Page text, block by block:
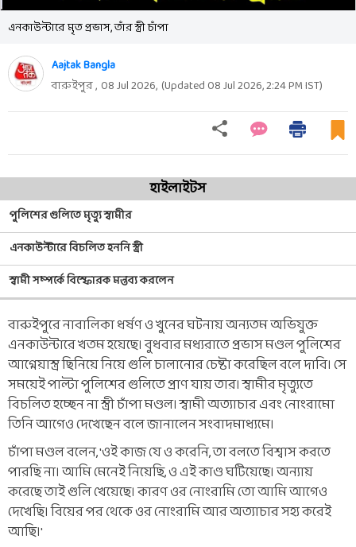
এনকাউন্টারে মৃত প্রভাস, তাঁর স্ত্রী চাঁপা
Aajtak Bangla
বারুইপুর , 08 Jul 2026, (Updated 08 Jul 2026, 2:24 PMIST)
হাইলাইটস
পুলিশের গুলিতে মৃত্যু স্বামীর
এনকাউন্টারে বিচলিত হননি স্ত্রী
স্বামী সম্পর্কে বিস্ফোরক মন্তব্য করলেন
বারুইপুরে নাবালিকা ধর্ষণ ও খুনের ঘটনায় অন্যতম অভিযুক্ত
এনকাউন্টারে খতম হয়েছে। বুধবার মধ্যরাতে প্রভাস মণ্ডল পুলিশের
আগ্নেয়াস্ত্র ছিনিয়ে নিয়ে গুলি চালানোর চেষ্টা করেছিল বলে দাবি। সে
সময়েই পাল্টা পুলিশের গুলিতে প্রাণ যায় তার। স্বামীর মৃত্যুতে
বিচলিত হচ্ছেন না স্ত্রী চাঁপা মণ্ডল। স্বামী অত্যাচার এবং নোংরামো
তিনি আগেও দেখেছেন বলে জানালেন সংবাদমাধ্যমে।
চাঁপা মণ্ডল বলেন, 'ওই কাজ যে ও করেনি, তা বলতে বিশ্বাস করতে
পারছি না। আমি মেনেই নিয়েছি, ও এই কাণ্ড ঘটিয়েছে। অন্যায়
করেছে তাই গুলি খেয়েছে। কারণ ওর নোংরামি তো আমি আগেও
দেখেছি। বিয়ের পর থেকে ওর নোংরামি আর অত্যাচার সহ্য করেই
আছি।'